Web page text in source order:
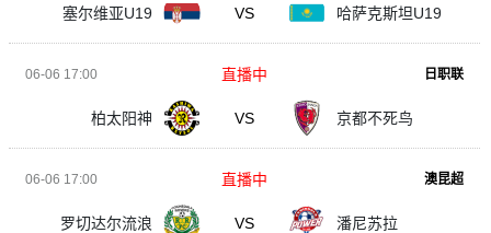
塞尔维亚U19 VS 哈萨克斯坦U19
06-06 17:00 日职联
柏太阳神 VS 京都不死鸟
直播中
06-06 17:00 澳昆超
罗切达尔流浪 VS 潘尼苏拉
直播中